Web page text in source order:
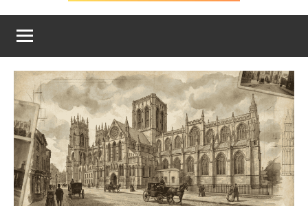
Ταξιδεύοντας
στην
Ελλάδα
και
στην
Ευρώπη
Πολιτισμός
–
Μνημεία